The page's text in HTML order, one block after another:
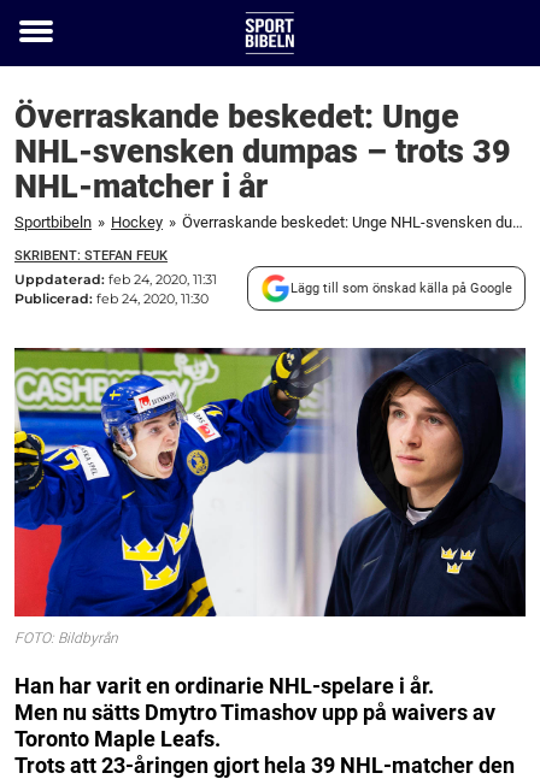
Toggle
Överraskande beskedet: Unge
NHL-svensken dumpas – trots 39
NHL-matcher i år
Sportbibeln » Hockey » Överraskande beskedet: Unge NHL-svensken dumpas – trots 39 NHL-matcher i år
SKRIBENT: STEFAN FEUK
Uppdaterad: feb 24, 2020, 11:31
Publicerad: feb 24, 2020, 11:30
Lägg till som önskad källa på Google
FOTO: Bildbyrån
Han har varit en ordinarie NHL-spelare i år.
Men nu sätts Dmytro Timashov upp på waivers av
Toronto Maple Leafs.
Trots att 23-åringen gjort hela 39 NHL-matcher den